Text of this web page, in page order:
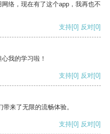
络，现在有了这个app，我再也不
支持[0] 反对[0]
我的学习啦！
支持[0] 反对[0]
来了无限的流畅体验。
支持[0] 反对[0]